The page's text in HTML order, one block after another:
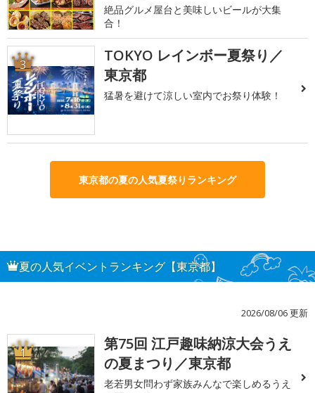
絶品グルメ屋台と美味しいビールが大集
合！
3
TOKYO レインボー夏祭り／
東京都
猛暑を避けて涼しい室内でお祭り体験！
東京都の夏の人気夏祭りランキング
夏の人気イベントランキング【東京都】
2026/08/06 更新
1
第75回 江戸趣味納涼大会うえ
の夏まつり／東京都
老若男女問わず家族みんなで楽しめるうえ